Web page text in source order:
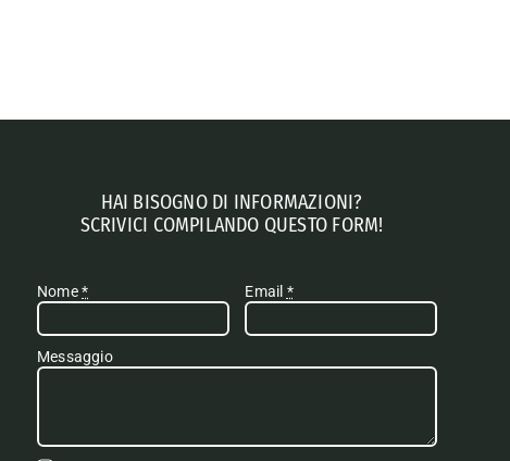
HAI BISOGNO DI INFORMAZIONI?
SCRIVICI COMPILANDO QUESTO FORM!
Nome* Email *
Messaggio